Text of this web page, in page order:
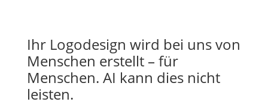
Ihr Logodesign wird bei uns von
Menschen erstellt – für
Menschen. AI kann dies nicht
leisten.